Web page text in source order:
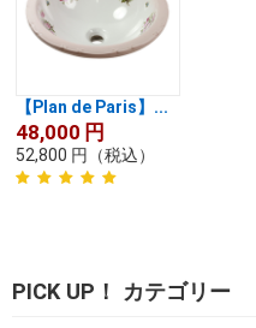
【Plan de Paris】...
48,000 円
52,800 円 （税込）
PICK UP！ カテゴリー